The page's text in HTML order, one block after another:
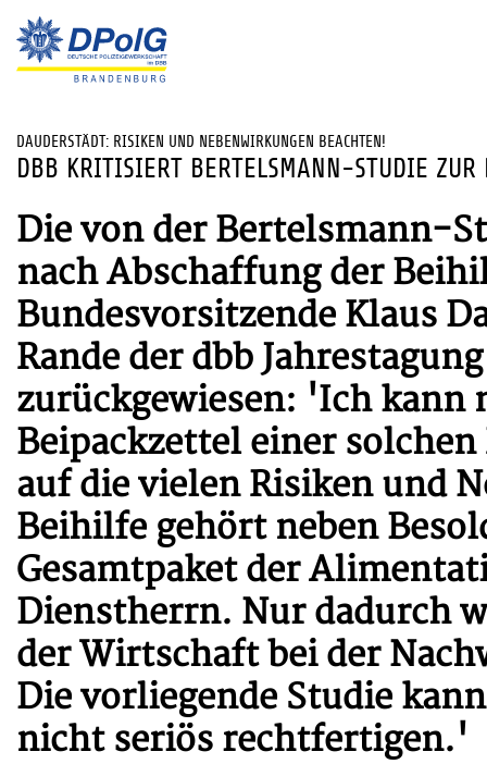
DAUDERSTÄDT: RISIKEN UND NEBENWIRKUNGEN BEACHTEN!
DBB KRITISIERT BERTELSMANN-STUDIE
Die von der Bertelsmann-
nach Abschaffung der
Bundesvorsitzende Klaus
Rande der dbb
zurückgewiesen: 'Ich kann
Beipackzettel einer
auf die vielen Risiken und
Beihilfe gehört neben
Gesamtpaket der
Dienstherrn. Nur dadurch
der Wirtschaft bei der
Die vorliegende Studie
nicht seriös rechtfertigen.'